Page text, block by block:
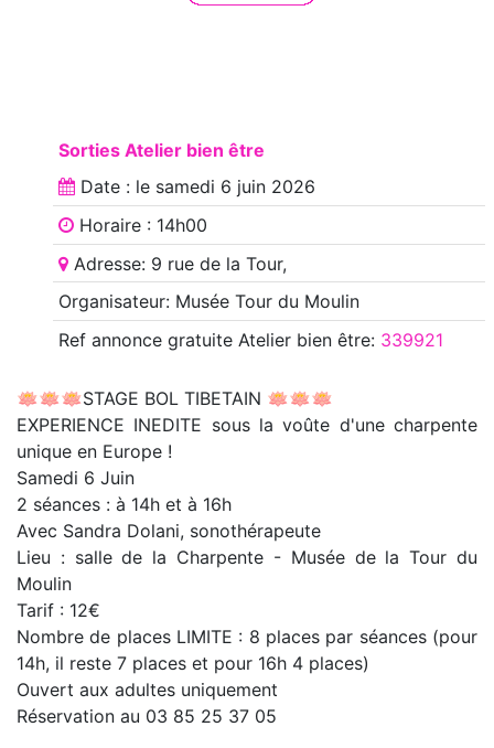
Sorties Atelier bien être
Date : le samedi 6 juin 2026
Horaire : 14h00
Adresse: 9 rue de la Tour,
Organisateur: Musée Tour du Moulin
Ref annoncegratuite Atelier bien être: 339921
🪷🪷🪷STAGE BOL TIBETAIN 🪷🪷🪷
EXPERIENCE INEDITE sous la voûte d'une charpente
unique en Europe !
Samedi 6 Juin
2 séances : à 14h et à 16h
Avec Sandra Dolani, sonothérapeute
Lieu : salle de la Charpente - Musée de la Tour du
Moulin
Tarif : 12€
Nombre de places LIMITE : 8 places par séances (pour
14h, il reste 7 places et pour 16h 4 places)
Ouvert aux adultes uniquement
Réservation au 03 85 25 37 05